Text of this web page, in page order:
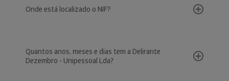
Onde está localizado o NIF?
Quantos anos, meses e dias tem a Delirante
Dezembro - Unipessoal Lda?